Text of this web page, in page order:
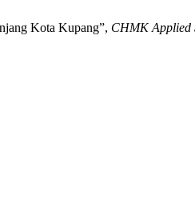
Kota Kupang”, CHMK Applied